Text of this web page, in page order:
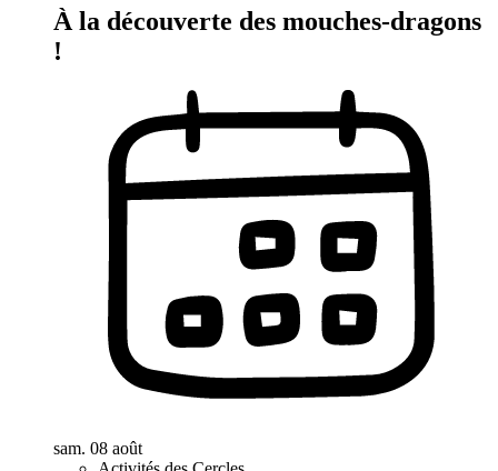
À la découverte des mouches-dragons
!
sam. 08 août